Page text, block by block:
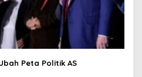
Peta Politik AS